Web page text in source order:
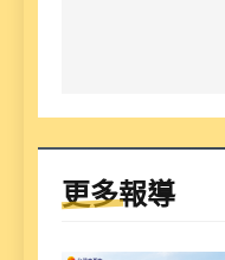
更多報導